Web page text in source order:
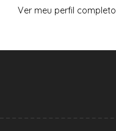
Ver meu perfil completo